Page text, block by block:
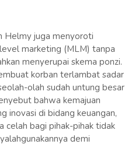
Helmy juga menyoroti
marketing (MLM) tanpa
menyerupai skema ponzi.
korban terlambat sadar
olah sudah untung besar
bahwa kemajuan
inovasi di bidang keuangan,
celah bagi pihak-pihak tidak
demi